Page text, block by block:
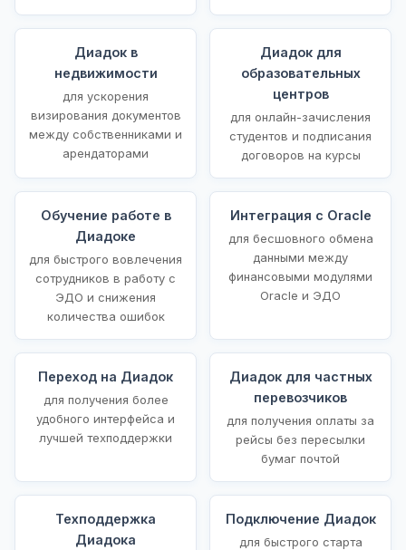
Диадок в
недвижимости
для ускорения
визирования документов
между собственниками и
арендаторами
Диадок для
образовательных
центров
для онлайн-зачисления
студентов и подписания
договоров на курсы
Обучение работе в
Диадоке
для быстрого вовлечения
сотрудников в работу с
ЭДО и снижения
количества ошибок
Интеграция с Oracle
для бесшовного обмена
данными между
финансовыми модулями
Oracle и ЭДО
Переход на Диадок
для получения более
удобного интерфейса и
лучшей техподдержки
Диадок для частных
перевозчиков
для получения оплаты за
рейсы без пересылки
бумаг почтой
Техподдержка
Диадока
Подключение Диадок
для быстрого старта